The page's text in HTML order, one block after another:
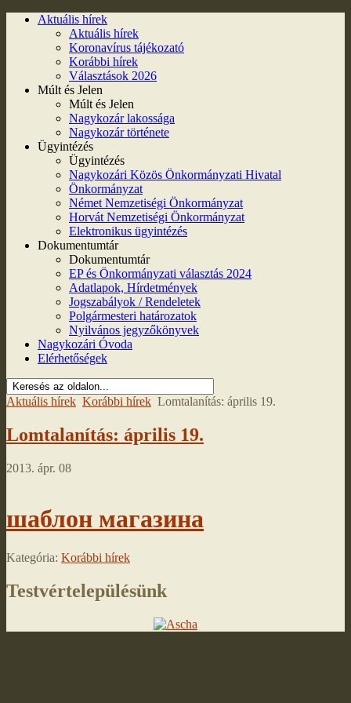
Aktuális hírek
Aktuális hírek
Koronavírus tájékozató
Korábbi hírek
Választások 2026
Múlt és Jelen
Múlt és Jelen
Nagykozár lakossága
Nagykozár története
Ügyintézés
Ügyintézés
Nagykozári Közös Önkormányzati Hivatal
Önkormányzat
Német Nemzetiségi Önkormányzat
Horvát Nemzetiségi Önkormányzat
Elektronikus ügyintézés
Dokumentumtár
Dokumentumtár
EP és Önkormányzati választás 2024
Adatlapok, Hírdetmények
Jogszabályok / Rendeletek
Polgármesteri határozatok
Nyilvános jegyzőkönyvek
Nagykozári Óvoda
Elérhetőségek
Aktuális hírek Korábbi hírek Lomtalanítás: április 19.
Lomtalanítás: április 19.
2013. ápr. 08
шаблон магазина
Kategória: Korábbi hírek
Testvértelepülésünk